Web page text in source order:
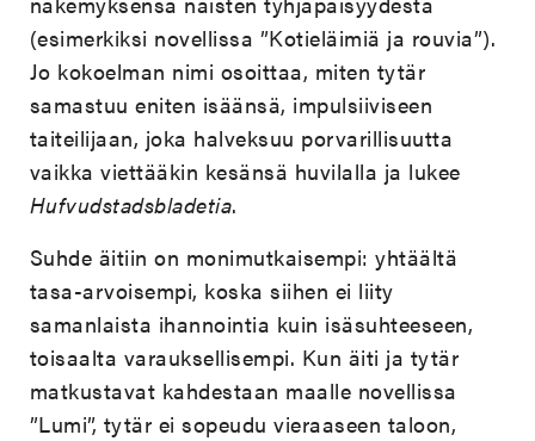
(esimerkiksi novellissa ”Kotieläimiä ja rouvia”).
Jo kokoelman nimi osoittaa, miten tytär
samastuu eniten isäänsä, impulsiiviseen
taiteilijaan, joka halveksuu porvarillisuutta
vaikka viettääkin kesänsä huvilalla ja lukee
Hufvudstadsbladetia.
Suhde äitiin on monimutkaisempi: yhtäältä
tasa-arvoisempi, koska siihen ei liity
samanlaista ihannointia kuin isäsuhteeseen,
toisaalta varauksellisempi. Kun äiti ja tytär
matkustavat kahdestaan maalle novellissa
”Lumi”, tytär ei sopeudu vieraaseen taloon,